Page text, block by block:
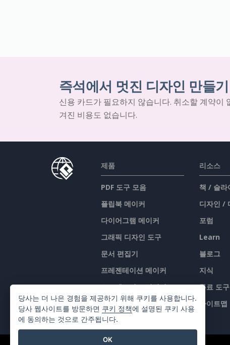
즉석에서 멋진 디자인 만들기
신용 카드가 필요하지 않습니다. 취소할 계약이
겨진 비용도 없습니다.
제품
PDF 도구 모음
플립북 메이커
다이어그램 메이커
그래픽 디자인 도구
문서 편집기
프레젠테이션 메이커
스프레드시트 편집기
가격 책정
리소스
책 / 슬라
디자인 /
포럼
Learn
블로그
지식
무료 도구
사이트맵
당사는 더 나은 경험을 제공하기 위해 쿠키를 사용합니다.
당사 웹사이트를 방문하면 쿠키 정책에 설명된 쿠키 사용
에 동의하는 것으로 간주됩니다.
OK